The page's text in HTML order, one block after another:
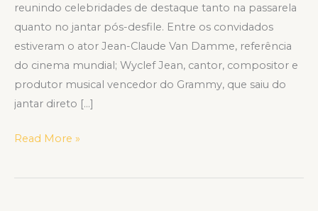
reunindo celebridades de destaque tanto na passarela
quanto no jantar pós-desfile. Entre os convidados
estiveram o ator Jean-Claude Van Damme, referência
do cinema mundial; Wyclef Jean, cantor, compositor e
produtor musical vencedor do Grammy, que saiu do
jantar direto […]
Read More »